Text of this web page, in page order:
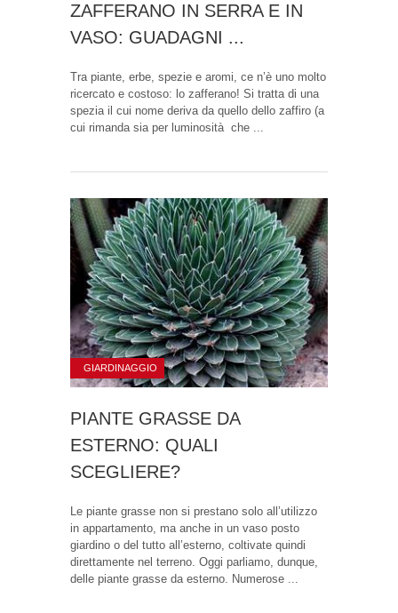
ZAFFERANO IN SERRA E IN
VASO: GUADAGNI ...
Tra piante, erbe, spezie e aromi, ce n’è uno molto
ricercato e costoso: lo zafferano! Si tratta di una
spezia il cui nome deriva da quello dello zaffiro (a
cui rimanda sia per luminosità che ...
GIARDINAGGIO
PIANTE GRASSE DA
ESTERNO: QUALI
SCEGLIERE?
Le piante grasse non si prestano solo all’utilizzo
in appartamento, ma anche in un vaso posto
giardino o del tutto all’esterno, coltivate quindi
direttamente nel terreno. Oggi parliamo, dunque,
delle piante grasse da esterno. Numerose ...